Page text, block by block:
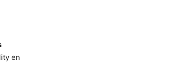
en